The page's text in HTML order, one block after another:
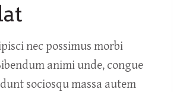
nec possimus morbi
animi unde, congue
sociosqu massa autem